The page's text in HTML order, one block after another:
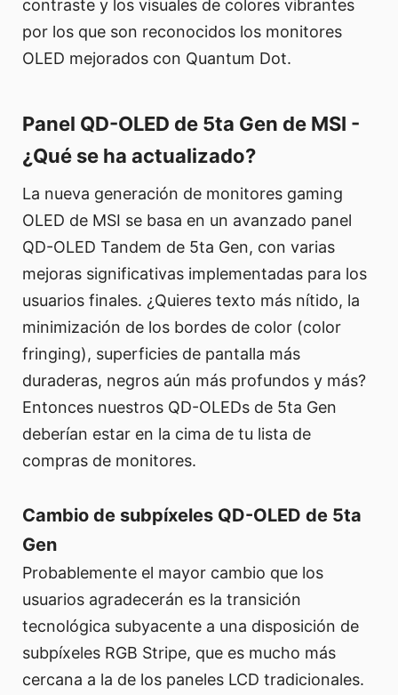
contraste y los visuales de colores vibrantes
por los que son reconocidos los monitores
OLED mejorados con Quantum Dot.
Panel QD-OLED de 5ta Gen de MSI -
¿Qué se ha actualizado?
La nueva generación de monitores gaming
OLED de MSI se basa en un avanzado panel
QD-OLED Tandem de 5ta Gen, con varias
mejoras significativas implementadas para los
usuarios finales. ¿Quieres texto más nítido, la
minimización de los bordes de color (color
fringing), superficies de pantalla más
duraderas, negros aún más profundos y más?
Entonces nuestros QD-OLEDs de 5ta Gen
deberían estar en la cima de tu lista de
compras de monitores.
Cambio de subpíxeles QD-OLED de 5ta
Gen
Probablemente el mayor cambio que los
usuarios agradecerán es la transición
tecnológica subyacente a una disposición de
subpíxeles RGB Stripe, que es mucho más
cercana a la de los paneles LCD tradicionales.